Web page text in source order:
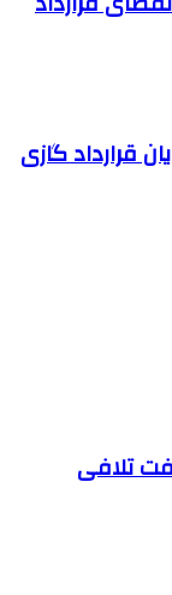
قرارداد گازی
تلافی